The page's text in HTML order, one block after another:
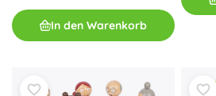
In den Warenkorb